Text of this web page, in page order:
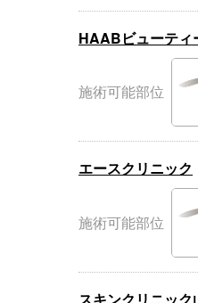
HAABビューティ
施術可能部位
エースクリニック
施術可能部位